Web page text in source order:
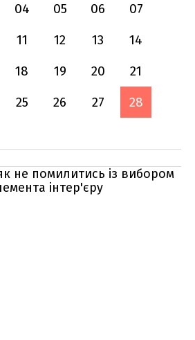
04 05 06
07
11 12 13
14
18 19 20
21
25 26 27
28
не помилитись із вибором
інтер'єру